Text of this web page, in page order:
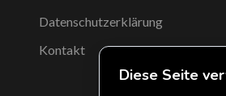
Datenschutzerklärung
Kontakt
Diese Seite